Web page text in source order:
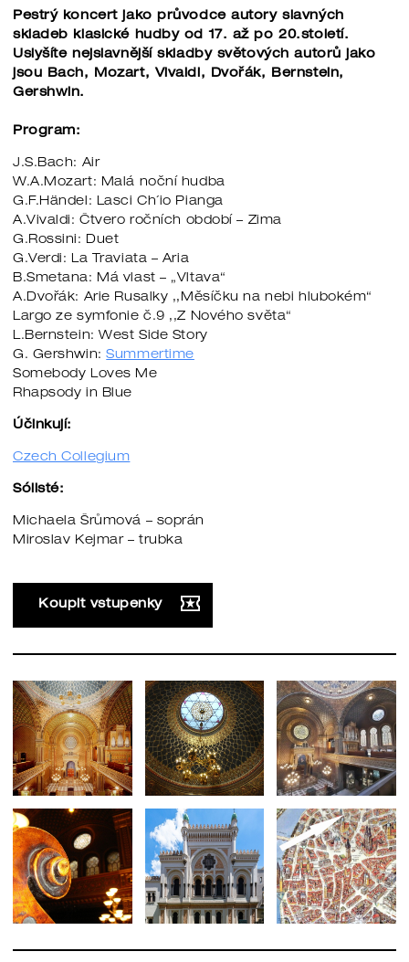
Pestrý koncert jako průvodce autory slavných
skladeb klasické hudby od 17. až po 20.století.
Uslyšíte nejslavnější skladby světových autorů jako
jsou Bach, Mozart, Vivaldi, Dvořák, Bernstein,
Gershwin.
Program:
J.S.Bach: Air
W.A.Mozart: Malá noční hudba
G.F.Händel: Lasci Ch´io Pianga
A.Vivaldi: Čtvero ročních období – Zima
G.Rossini: Duet
G.Verdi: La Traviata – Aria
B.Smetana: Má vlast – „Vltava“
A.Dvořák: Arie Rusalky ,,Měsíčku na nebi hlubokém“
Largo ze symfonie č.9 ,,Z Nového světa“
L.Bernstein: West Side Story
G. Gershwin:Summertime
Somebody Loves Me
Rhapsody in Blue
Účinkují:
Czech Collegium
Sólisté:
Michaela Šrůmová – soprán
Miroslav Kejmar – trubka
Koupit vstupenky